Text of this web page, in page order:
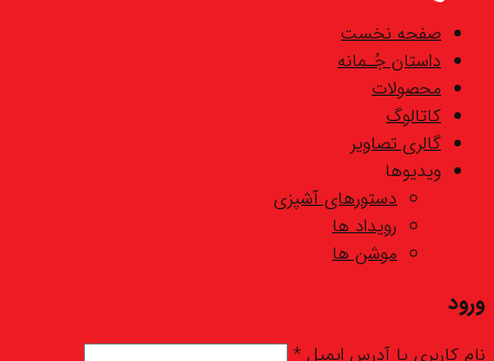
صفحه نخست
داستان جُـمانه
محصولات
کاتالوگ
گالری تصاویر
ویدیوها
دستورهای آشپزی
رویداد ها
موشن ها
ورود
نام کاربری یا آدرس ایمیل *